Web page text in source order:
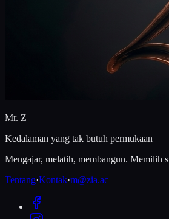
Mr. Z
Kedalaman yang tak butuh permukaan
Mengajar, melatih, membangun. Memilih
Tentang·Kontak·m@zia.ac